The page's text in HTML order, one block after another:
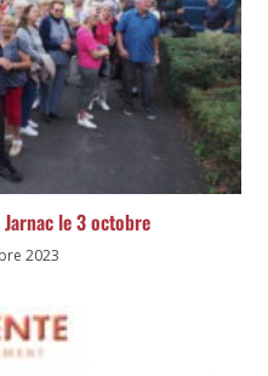
Jarnac le 3 octobre
2023